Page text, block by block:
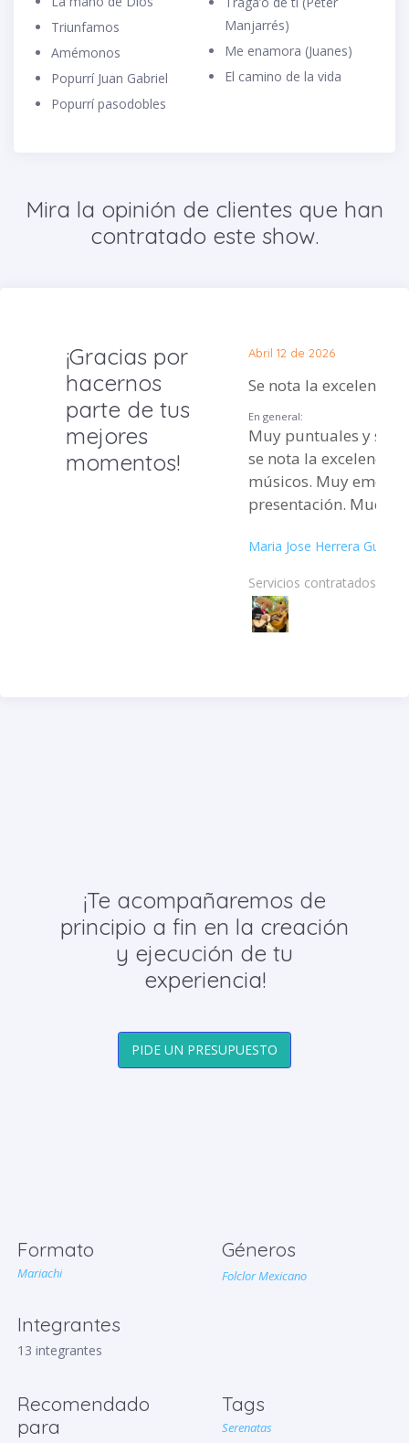
Triunfamos
Amémonos
Popurrí Juan Gabriel
Popurrí pasodobles
Manjarrés)
Me enamora (Juanes)
El camino de la vida
Mira la opinión de clientes que han
contratado este show.
¡Gracias por
hacernos
parte de tus
mejores
momentos!
Abril 12 de 2026
Se nota la excelencia.
En general:
Muy puntuales y
se nota la excelencia
músicos. Muy
presentación.
Maria Jose Herrera
Servicios contratados:
¡Te acompañaremos de
principio a fin en la creación
y ejecución de tu
experiencia!
PIDE UN PRESUPUESTO
Formato
Mariachi
Integrantes
13 integrantes
Géneros
Folclor Mexicano
Recomendado
para
Tags
Serenatas